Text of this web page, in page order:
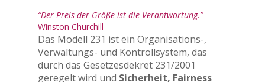
“Der Preis der Größe ist die Verantwortung.”
Winston Churchill
Das Modell 231 ist ein Organisations-,
Verwaltungs- und Kontrollsystem, das
durch das Gesetzesdekret 231/2001
geregelt wird und Sicherheit, Fairness